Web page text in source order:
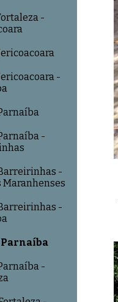
-
-
-
-
Maranhenses
-
Parnaíba
-